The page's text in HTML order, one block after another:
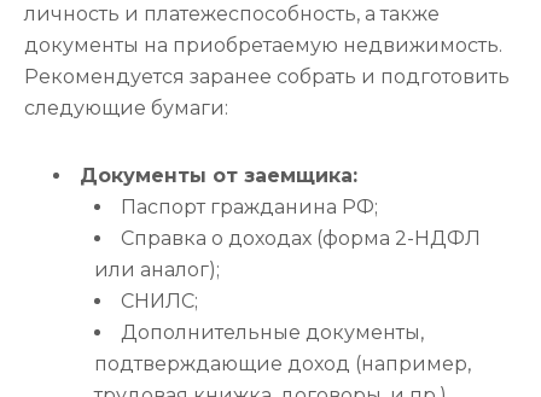
личность и платежеспособность, а также
документы на приобретаемую недвижимость.
Рекомендуется заранее собрать и подготовить
следующие бумаги:
Документы от заемщика:
Паспорт гражданина РФ;
Справка о доходах (форма 2-НДФЛ
или аналог);
СНИЛС;
Дополнительные документы,
подтверждающие доход (например,